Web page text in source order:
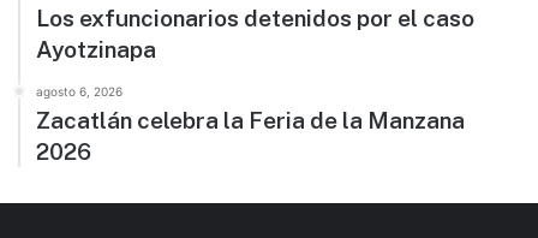
Los exfuncionarios detenidos por el caso
Ayotzinapa
agosto 6, 2026
Zacatlán celebra la Feria de la Manzana
2026